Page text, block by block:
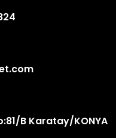
B Karatay/KONYA